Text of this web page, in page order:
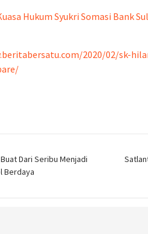
Hukum Syukri Somasi Bank
2020/02/sk-
Dari Seribu Menjadi
Berdaya